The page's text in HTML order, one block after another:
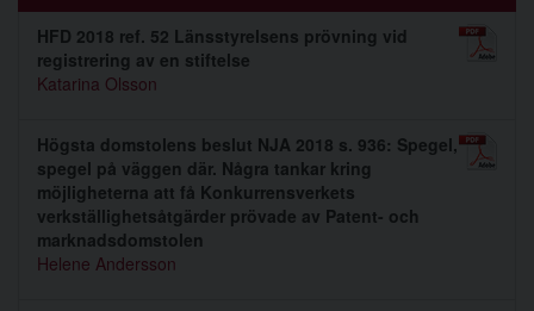
HFD 2018 ref. 52 Länsstyrelsens prövning vid
registrering av en stiftelse
Katarina Olsson
Högsta domstolens beslut NJA 2018 s. 936: Spegel,
spegel på väggen där. Några tankar kring
möjligheterna att få Konkurrensverkets
verkställighetsåtgärder prövade av Patent- och
marknadsdomstolen
Helene Andersson